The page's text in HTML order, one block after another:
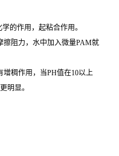
的作用，起粘合作用。
擦阻力，水中加入微量PAM就
稠作用，当PH值在10以上
明显。